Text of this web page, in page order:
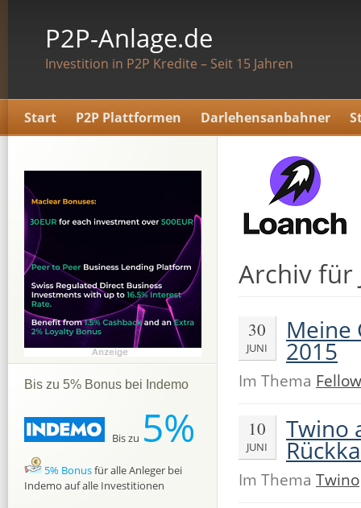
P2P-Anlage.de
Investition in P2P Kredite – Seit 15 Jahren
Start P2P Plattformen Darlehensanbahner
Archiv für
30
JUNI
Meine
2015
Im Thema
10
JUNI
Twino
Im Thema Twino
Bis zu 5% Bonus bei Indemo
Bis zu 5%
5% Bonusfür alle Anleger bei
Indemo auf alle Investitionen